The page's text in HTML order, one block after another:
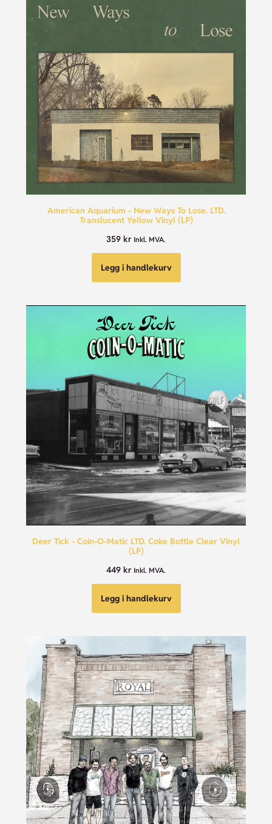
American Aquarium - New Ways To Lose. LTD.
Translucent Yellow Vinyl (LP)
359 kr Inkl. MVA.
Legg i handlekurv
Deer Tick - Coin-O-Matic LTD. Coke Bottle Clear Vinyl
(LP)
449 kr Inkl. MVA.
Legg i handlekurv